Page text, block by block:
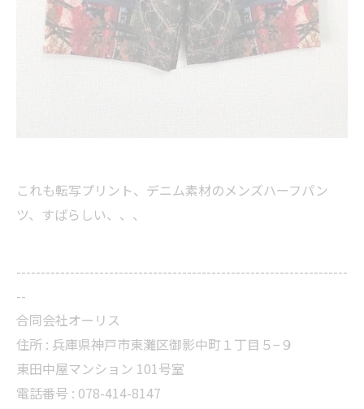
これも転写プリント、デニム素材のメンズハーフパン
ツ、すばらしい、、、
--------------------------------------------------------------------
--
合同会社オーリス
住所 : 兵庫県神戸市東灘区御影中町１丁目５−９
東田中屋マンション 101号室
電話番号 : 078-414-8147